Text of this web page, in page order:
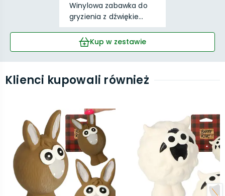
Winylowa zabawka do
gryzienia z dźwiękie...
Kup w zestawie
Klienci kupowali również